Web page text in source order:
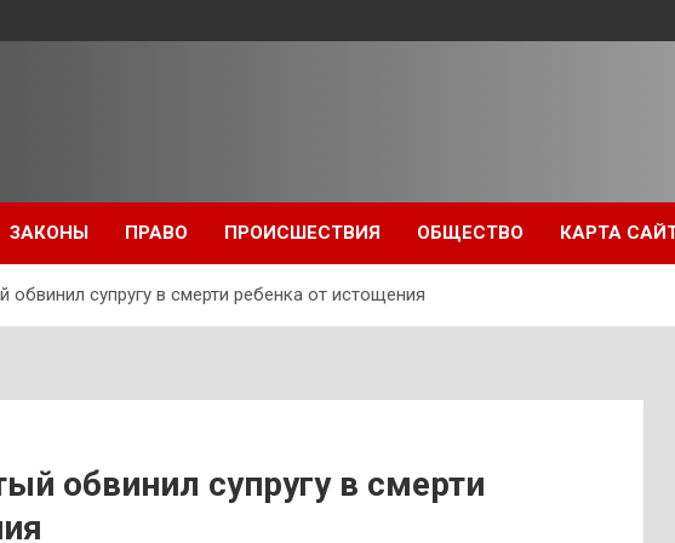
ЗАКОНЫ ПРАВО ПРОИСШЕСТВИЯ ОБЩЕСТВО КАРТА
супругу в смерти ребенка от истощения
обвинил супругу в смерти